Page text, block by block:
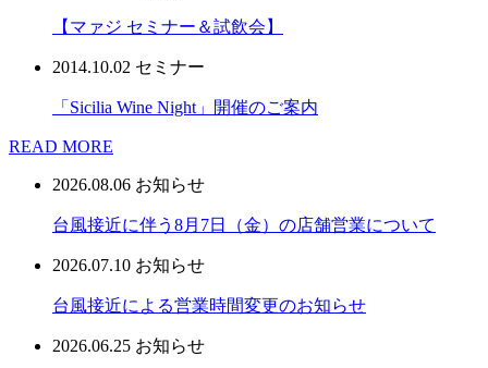
【マァジ セミナー＆試飲会】
2014.10.02 セミナー
「Sicilia Wine Night」開催のご案内
READ MORE
2026.08.06 お知らせ
台風接近に伴う8月7日（金）の店舗営業について
2026.07.10 お知らせ
台風接近による営業時間変更のお知らせ
2026.06.25 お知らせ